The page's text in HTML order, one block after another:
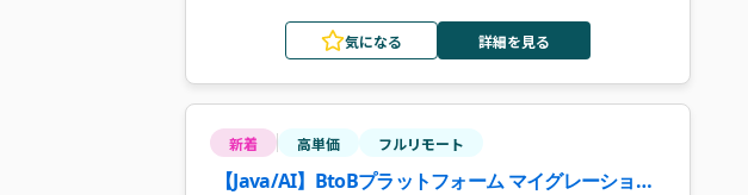
気になる 詳細を見る
新着 高単価 フルリモート
【Java/AI】BtoBプラットフォーム マイグレーション